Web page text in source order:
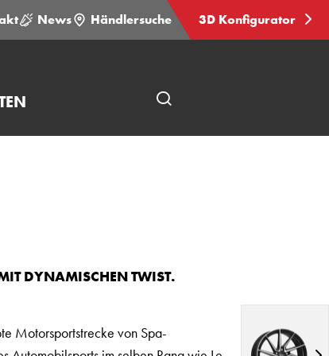
News Händlersuche 3D Konfigurator
DYNAMISCHEN TWIST.
Motorsportstrecke von Spa-